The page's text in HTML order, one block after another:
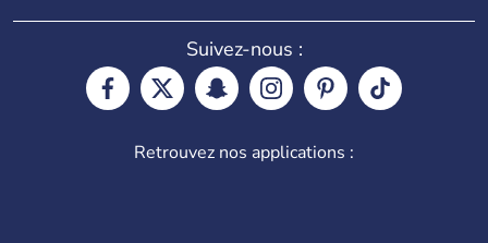
Suivez-nous :
Retrouvez nos applications :